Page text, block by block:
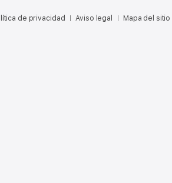
de privacidad Aviso legal Mapa del sitio